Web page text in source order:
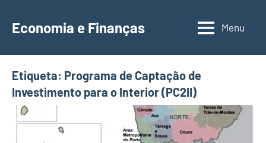
para
conteúdo
Economia e Finanças
Depósitos
IRS,
Finanças
Pessoais,
Calendários
Menu
Etiqueta: Programa de Captação de
Investimento para o Interior (PC2II)